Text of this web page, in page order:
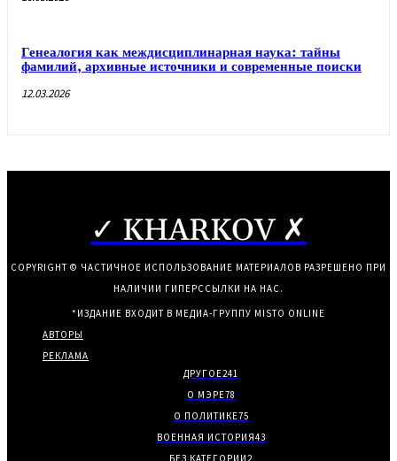
Генеалогия как междисциплинарная наука: тайны
фамилий, архивные источники и современные поиски
12.03.2026
✓ KHARKOV ✗
COPYRIGHT © ЧАСТИЧНОЕ ИСПОЛЬЗОВАНИЕ МАТЕРИАЛОВ РАЗРЕШЕНО ПРИ
НАЛИЧИИ ГИПЕРССЫЛКИ НА НАС.
*ИЗДАНИЕ ВХОДИТ В МЕДИА-ГРУППУ MISTO ONLINE
АВТОРЫ
РЕКЛАМА
ДРУГОЕ241
О МЭРЕ78
О ПОЛИТИКЕ75
ВОЕННАЯ ИСТОРИЯ43
БЕЗ КАТЕГОРИИ2